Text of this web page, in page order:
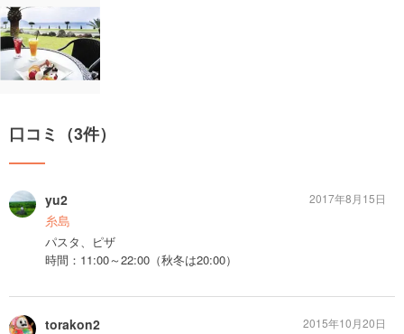
口コミ（3件）
yu2
糸島
パスタ、ピザ
時間：11:00～22:00（秋冬は20:00）
2017年8月15日
torakon2
2015年10月20日